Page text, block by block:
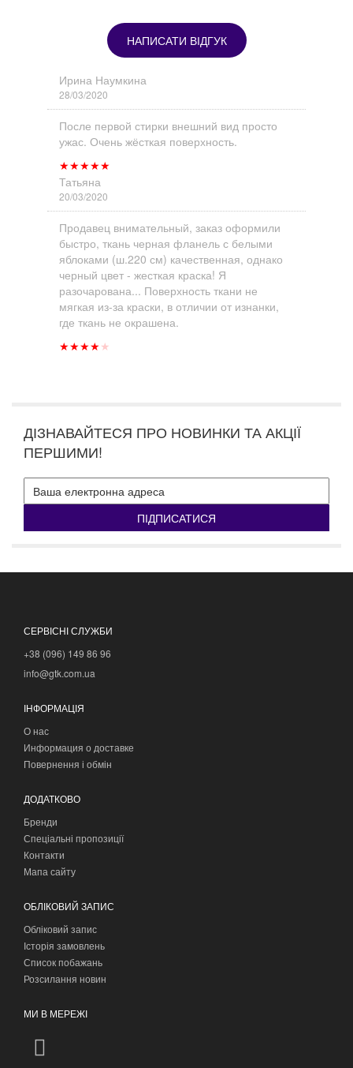
НАПИСАТИ ВІДГУК
Ирина Наумкина
28/03/2020
После первой стирки внешний вид просто
ужас. Очень жёсткая поверхность.
★★★★★
Татьяна
20/03/2020
Продавец внимательный, заказ оформили
быстро, ткань черная фланель с белыми
яблоками (ш.220 см) качественная, однако
черный цвет - жесткая краска! Я
разочарована... Поверхность ткани не
мягкая из-за краски, в отличии от изнанки,
где ткань не окрашена.
★★★★★
ДІЗНАВАЙТЕСЯ ПРО НОВИНКИ ТА АКЦІЇ
ПЕРШИМИ!
ПІДПИСАТИСЯ
СЕРВІСНІ СЛУЖБИ
+38 (096) 149 86 96
info@gtk.com.ua
ІНФОРМАЦІЯ
О нас
Информация о доставке
Повернення і обмін
ДОДАТКОВО
Бренди
Спеціальні пропозиції
Контакти
Мапа сайту
ОБЛІКОВИЙ ЗАПИС
Обліковий запис
Історія замовлень
Список побажань
Розсилання новин
МИ В МЕРЕЖІ